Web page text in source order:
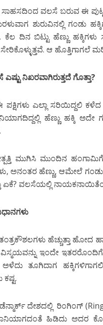
ಸಾಹಸದಿಂದ ವಲಸೆ ಬರುವ ಈ
ಶುರುವಿನಲ್ಲಿ ಗಂಡು
ಕೆಲ ದಿನ ಬಿಟ್ಟು ಹೆಣ್ಣು
ಆ ಹೊತ್ತಿಗಾಗಲೆ
ಎಷ್ಟುನಿಖರವಾಗಿರುತ್ತದೆ ಗೊತ್ತಾ?
ಎಲ್ಲಾ ಸರಿಯಿದ್ದಲಿ ಕಳೆದ
ಹೆಣ್ಣು ಹಕ್ಕಿ ಅದೇ
ಮುಗಿಸಿ ಮುಂದಿನ
ಅನಂತರ ಹೆಣ್ಣು, ಆಮೇಲೆ
ಏಕೆ? ವಲಸೆಯಲ್ಲಿ
ತಂತ್ರಕೌಶಲಗಳು ಹೆಚ್ಚುತ್ತಾ
ವಿಸ್ಮಯವನ್ನು ಇಂದೇ
ಅಳೆದು ತೂಗಿದಾಗ
ಕಷ್ಟ.
ಡೆನ್ಮಾರ್ಕ್ ದೇಶದಲ್ಲಿ ರಿಂಗಿಂಗ್
ಹಿಡಿದು ಅದರ